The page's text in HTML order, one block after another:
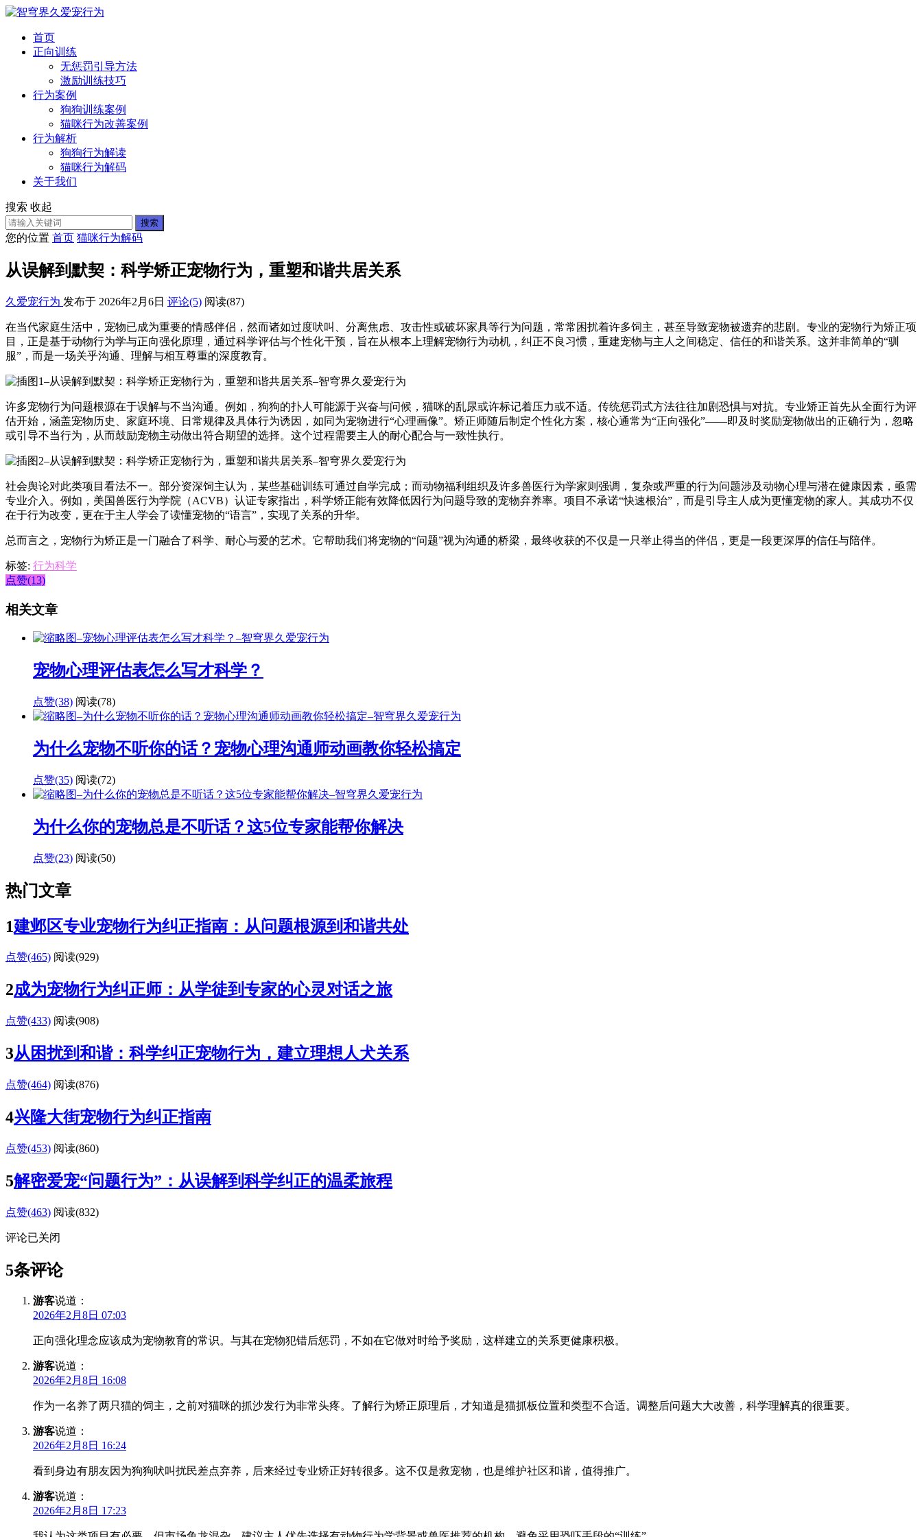
首页
正向训练
无惩罚引导方法
激励训练技巧
行为案例
狗狗训练案例
猫咪行为改善案例
行为解析
狗狗行为解读
猫咪行为解码
关于我们
搜索 收起
搜索
您的位置 首页 猫咪行为解码
从误解到默契：科学矫正宠物行为，重塑和谐共居关系
久爱宠行为 发布于 2026年2月6日 评论(5) 阅读(87)
在当代家庭生活中，宠物已成为重要的情感伴侣，然而诸如过度吠叫、分离焦虑、攻击性或破坏家具等行为问题，常常困扰着许多饲主，甚至导致宠物被遗弃的悲剧。专业的宠物行为矫正项
目，正是基于动物行为学与正向强化原理，通过科学评估与个性化干预，旨在从根本上理解宠物行为动机，纠正不良习惯，重建宠物与主人之间稳定、信任的和谐关系。这并非简单的“驯
服”，而是一场关乎沟通、理解与相互尊重的深度教育。
许多宠物行为问题根源在于误解与不当沟通。例如，狗狗的扑人可能源于兴奋与问候，猫咪的乱尿或许标记着压力或不适。传统惩罚式方法往往加剧恐惧与对抗。专业矫正首先从全面行为评
估开始，涵盖宠物历史、家庭环境、日常规律及具体行为诱因，如同为宠物进行“心理画像”。矫正师随后制定个性化方案，核心通常为“正向强化”——即及时奖励宠物做出的正确行为，忽略
或引导不当行为，从而鼓励宠物主动做出符合期望的选择。这个过程需要主人的耐心配合与一致性执行。
社会舆论对此类项目看法不一。部分资深饲主认为，某些基础训练可通过自学完成；而动物福利组织及许多兽医行为学家则强调，复杂或严重的行为问题涉及动物心理与潜在健康因素，亟需
专业介入。例如，美国兽医行为学院（ACVB）认证专家指出，科学矫正能有效降低因行为问题导致的宠物弃养率。项目不承诺“快速根治”，而是引导主人成为更懂宠物的家人。其成功不仅
在于行为改变，更在于主人学会了读懂宠物的“语言”，实现了关系的升华。
总而言之，宠物行为矫正是一门融合了科学、耐心与爱的艺术。它帮助我们将宠物的“问题”视为沟通的桥梁，最终收获的不仅是一只举止得当的伴侣，更是一段更深厚的信任与陪伴。
标签: 行为科学
点赞(13)
相关文章
宠物心理评估表怎么写才科学？
点赞(38) 阅读(78)
为什么宠物不听你的话？宠物心理沟通师动画教你轻松搞定
点赞(35) 阅读(72)
为什么你的宠物总是不听话？这5位专家能帮你解决
点赞(23) 阅读(50)
热门文章
1建邺区专业宠物行为纠正指南：从问题根源到和谐共处
点赞(465) 阅读(929)
2成为宠物行为纠正师：从学徒到专家的心灵对话之旅
点赞(433) 阅读(908)
3从困扰到和谐：科学纠正宠物行为，建立理想人犬关系
点赞(464) 阅读(876)
4兴隆大街宠物行为纠正指南
点赞(453) 阅读(860)
5解密爱宠“问题行为”：从误解到科学纠正的温柔旅程
点赞(463) 阅读(832)
评论已关闭
5条评论
游客说道：
2026年2月8日 07:03
正向强化理念应该成为宠物教育的常识。与其在宠物犯错后惩罚，不如在它做对时给予奖励，这样建立的关系更健康积极。
游客说道：
2026年2月8日 16:08
作为一名养了两只猫的饲主，之前对猫咪的抓沙发行为非常头疼。了解行为矫正原理后，才知道是猫抓板位置和类型不合适。调整后问题大大改善，科学理解真的很重要。
游客说道：
2026年2月8日 16:24
看到身边有朋友因为狗狗吠叫扰民差点弃养，后来经过专业矫正好转很多。这不仅是救宠物，也是维护社区和谐，值得推广。
游客说道：
2026年2月8日 17:23